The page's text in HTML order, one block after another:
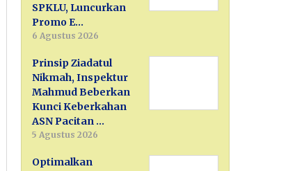
SPKLU, Luncurkan
Promo E…
6 Agustus 2026
Prinsip Ziadatul
Nikmah, Inspektur
Mahmud Beberkan
Kunci Keberkahan
ASN Pacitan …
5 Agustus 2026
Optimalkan